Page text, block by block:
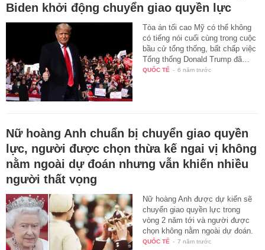
Biden khởi động chuyển giao quyền lực
Tòa án tối cao Mỹ có thể không
có tiếng nói cuối cùng trong cuộc
bầu cử tổng thống, bất chấp việc
Tổng thống Donald Trump đã…
QUỐC TẾ - 6 năm trước
Nữ hoàng Anh chuẩn bị chuyển giao quyền
lực, người được chọn thừa kế ngai vị không
nằm ngoài dự đoán nhưng vẫn khiến nhiều
người thất vọng
Nữ hoàng Anh được dự kiến sẽ
chuyển giao quyền lực trong
vòng 2 năm tới và người được
chọn không nằm ngoài dự đoán.
QUỐC TẾ - 7 năm trước